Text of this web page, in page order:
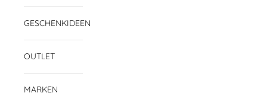
GESCHENKIDEEN
OUTLET
MARKEN